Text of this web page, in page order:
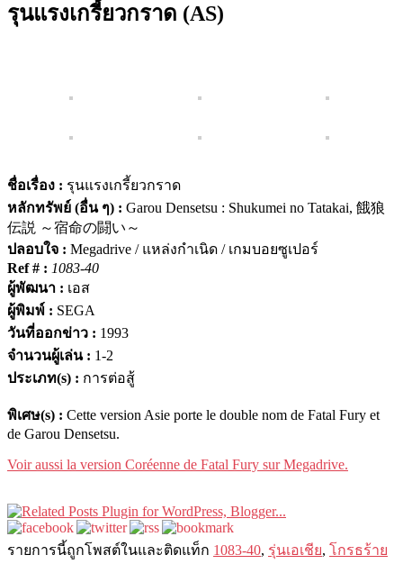
รุนแรงเกรี้ยวกราด (AS)
ชื่อเรื่อง : รุนแรงเกรี้ยวกราด
หลักทรัพย์ (อื่น ๆ) : Garou Densetsu : Shukumei no Tatakai, 餓狼
伝説 ～宿命の闘い～
ปลอบใจ : Megadrive / แหล่งกำเนิด / เกมบอยซูเปอร์
Ref # : 1083-40
ผู้พัฒนา : เอส
ผู้พิมพ์ : SEGA
วันที่ออกข่าว : 1993
จำนวนผู้เล่น : 1-2
ประเภท(s) : การต่อสู้
พิเศษ(s) : Cette version Asie porte le double nom de Fatal Fury et
de Garou Densetsu.
Voir aussi la version Coréenne de Fatal Fury sur Megadrive.
รายการนี​​้ถูกโพสต์ในและติดแท็ก 1083-40, รุ่นเอเชีย, โกรธร้าย